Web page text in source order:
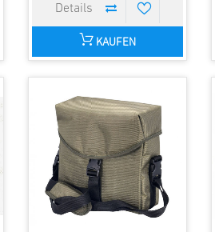
KAUFEN